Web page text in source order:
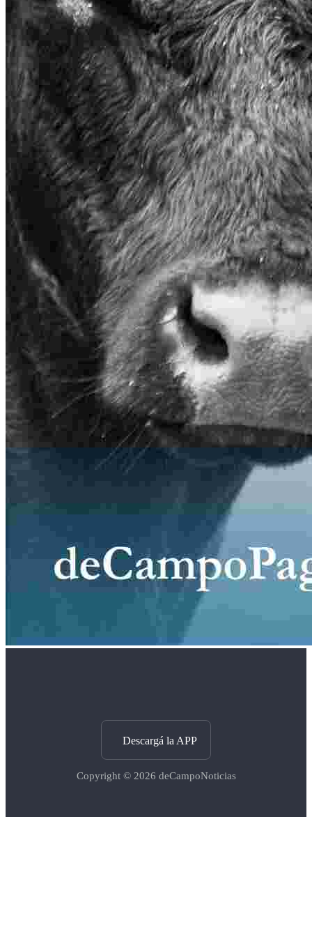
Descargá la APP
Copyright © 2026 deCampoNoticias